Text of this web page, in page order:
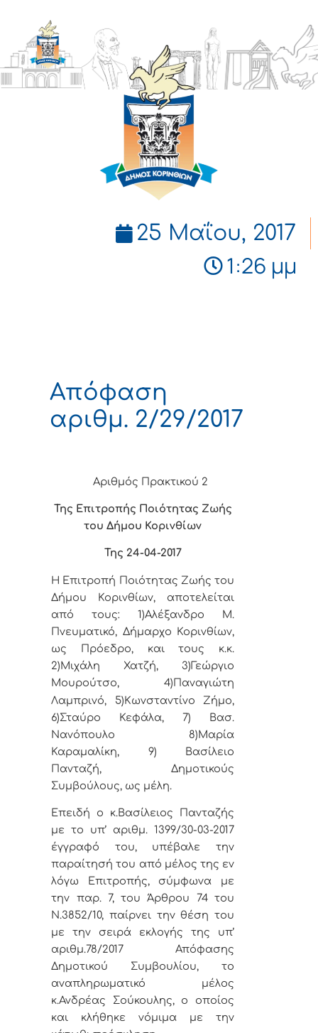
ΔΗΜΟΣ
ΚΟΡΙΝΘΙΩΝ
25 Μαΐου, 2017
1:26 μμ
Απόφαση
αριθμ. 2/29/2017
Αριθμός Πρακτικού 2
Της Επιτροπής Ποιότητας Ζωής
του Δήμου Κορινθίων
Της 24-04-2017
Η Επιτροπή Ποιότητας Ζωής του
Δήμου Κορινθίων, αποτελείται
από τους: 1)Αλέξανδρο Μ.
Πνευματικό, Δήμαρχο Κορινθίων,
ως Πρόεδρο, και τους κ.κ.
2)Μιχάλη Χατζή, 3)Γεώργιο
Μουρούτσο,
4)Παναγιώτη
Λαμπρινό, 5)Κωνσταντίνο Ζήμο,
6)Σταύρο Κεφάλα, 7) Βασ.
Νανόπουλο 8)Μαρία
Καραμαλίκη, 9) Βασίλειο
Πανταζή, Δημοτικούς
Συμβούλους, ως μέλη.
Επειδή ο κ.Βασίλειος Πανταζής
με το υπ’ αριθμ. 1399/30-03-2017
έγγραφό του, υπέβαλε την
παραίτησή του από μέλος της εν
λόγω Επιτροπής, σύμφωνα με
την παρ. 7, του Άρθρου 74 του
Ν.3852/10, παίρνει την θέση του
με την σειρά εκλογής της υπ’
αριθμ.78/2017 Απόφασης
Δημοτικού Συμβουλίου, το
αναπληρωματικό μέλος
κ.Ανδρέας Σούκουλης, ο οποίος
και κλήθηκε νόμιμα με την